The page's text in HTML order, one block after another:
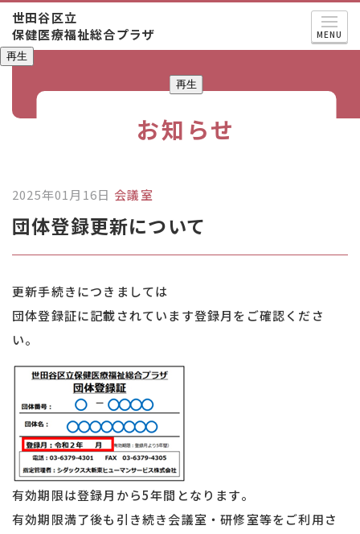
世田谷区立
保健医療福祉総合プラザ
MENU
再生
再生
お知らせ
2025年01月16日 会議室
団体登録更新について
更新手続きにつきましては
団体登録証に記載されています登録月をご確認くださ
い。
有効期限は登録月から5年間となります。
有効期限満了後も引き続き会議室・研修室等をご利用さ